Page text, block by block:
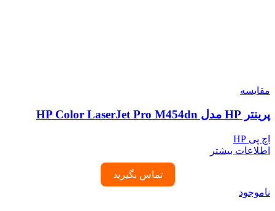
مقایسه
پرینتر HP مدل HP Color LaserJet Pro M454dn
اچ پی HP
اطلاعات بیشتر
تماس بگیرید
ناموجود